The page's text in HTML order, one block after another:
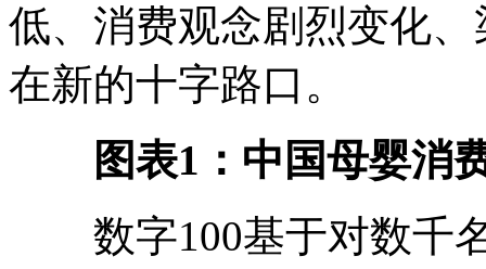
低、消费观念剧烈变化
在新的十字路口。
图表1：中国母婴消
数字100基于对数千名